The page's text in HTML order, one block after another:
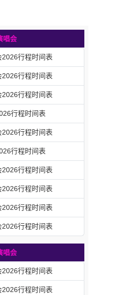
唱会
2026行程时间表
2026行程时间表
行程时间表
行程时间表
行程时间表
行程时间表
行程时间表
2026行程时间表
2026行程时间表
行程时间表
唱会
2026行程时间表
行程时间表